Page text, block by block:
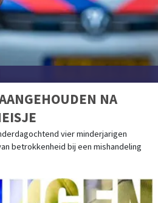
NA
vier minderjarigen
betrokkenheid bij een mishandeling